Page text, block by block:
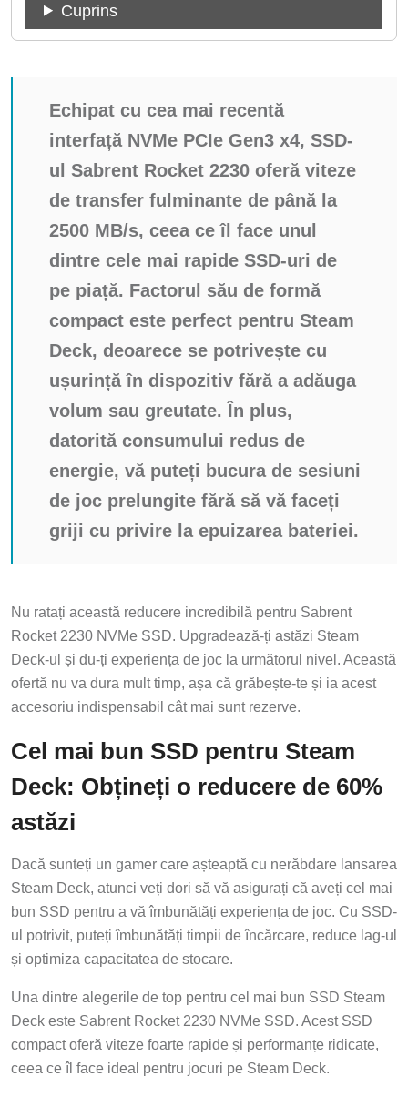
Cuprins
Echipat cu cea mai recentă
interfață NVMe PCIe Gen3 x4, SSD-
ul Sabrent Rocket 2230 oferă viteze
de transfer fulminante de până la
2500 MB/s, ceea ce îl face unul
dintre cele mai rapide SSD-uri de
pe piață. Factorul său de formă
compact este perfect pentru Steam
Deck, deoarece se potrivește cu
ușurință în dispozitiv fără a adăuga
volum sau greutate. În plus,
datorită consumului redus de
energie, vă puteți bucura de sesiuni
de joc prelungite fără să vă faceți
griji cu privire la epuizarea bateriei.
Nu ratați această reducere incredibilă pentru Sabrent
Rocket 2230 NVMe SSD. Upgradează-ți astăzi Steam
Deck-ul și du-ți experiența de joc la următorul nivel. Această
ofertă nu va dura mult timp, așa că grăbește-te și ia acest
accesoriu indispensabil cât mai sunt rezerve.
Cel mai bun SSD pentru Steam
Deck: Obțineți o reducere de 60%
astăzi
Dacă sunteți un gamer care așteaptă cu nerăbdare lansarea
Steam Deck, atunci veți dori să vă asigurați că aveți cel mai
bun SSD pentru a vă îmbunătăți experiența de joc. Cu SSD-
ul potrivit, puteți îmbunătăți timpii de încărcare, reduce lag-ul
și optimiza capacitatea de stocare.
Una dintre alegerile de top pentru cel mai bun SSD Steam
Deck este Sabrent Rocket 2230 NVMe SSD. Acest SSD
compact oferă viteze foarte rapide și performanțe ridicate,
ceea ce îl face ideal pentru jocuri pe Steam Deck.